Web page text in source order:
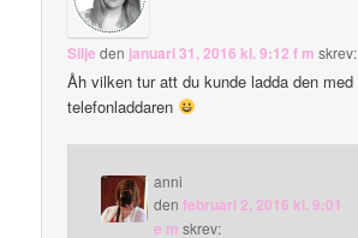
Silje den januari 31, 2016 kl. 9:12 f m skrev:
Åh vilken tur att du kunde ladda den med
telefonladdaren
anni
denfebruari 2, 2016 kl. 9:01
e m skrev: